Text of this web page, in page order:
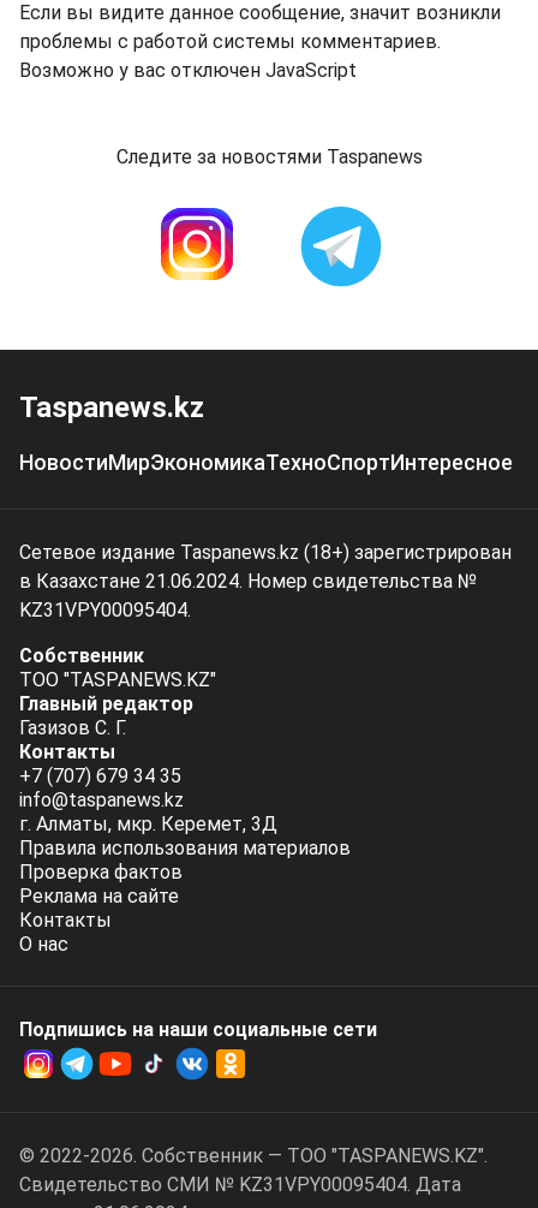
Если вы видите данное сообщение, значит возникли
проблемы с работой системы комментариев.
Возможно у вас отключен JavaScript
Следите за новостями Taspanews
Taspanews.kz
НовостиМирЭкономикаТехноСпортИнтересное
Сетевое издание Taspanews.kz (18+) зарегистрирован
в Казахстане 21.06.2024. Номер свидетельства №
KZ31VPY00095404.
Собственник
ТОО "TASPANEWS.KZ"
Главный редактор
Газизов С. Г.
Контакты
+7 (707) 679 34 35
info@taspanews.kz
г. Алматы, мкр. Керемет, 3Д
Правила использования материалов
Проверка фактов
Реклама на сайте
Контакты
О нас
Подпишись на наши социальные cети
© 2022-2026. Собственник — ТОО "TASPANEWS.KZ".
Cвидетельство СМИ № KZ31VPY00095404. Дата